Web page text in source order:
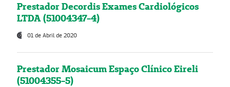
Prestador Decordis Exames Cardiológicos
LTDA (51004347-4)
01 de Abril de 2020
Prestador Mosaicum Espaço Clínico Eireli
(51004355-5)